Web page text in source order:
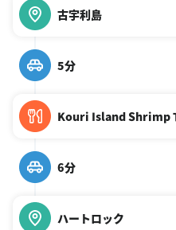
古宇利島
5分
Kouri Island Shrimp
6分
ハートロック